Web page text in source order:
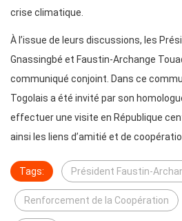
crise climatique.
À l’issue de leurs discussions, les
Gnassingbé et Faustin-Archange
communiqué conjoint. Dans ce
Togolais a été invité par son
effectuer une visite en République
ainsi les liens d’amitié et de
Tags: Président Faustin-
Renforcement de la Coopération